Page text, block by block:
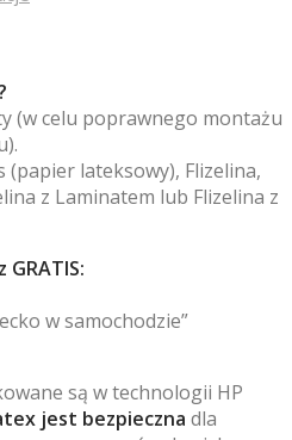
(w celu poprawnego montażu
(papier lateksowy), Flizelina,
z Laminatem lub Flizelina z
w samochodzie”
są w technologii HP
jest bezpieczna dla